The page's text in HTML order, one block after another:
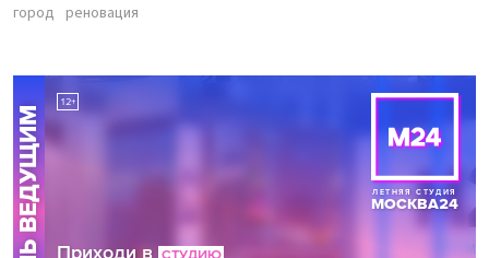
город реновация